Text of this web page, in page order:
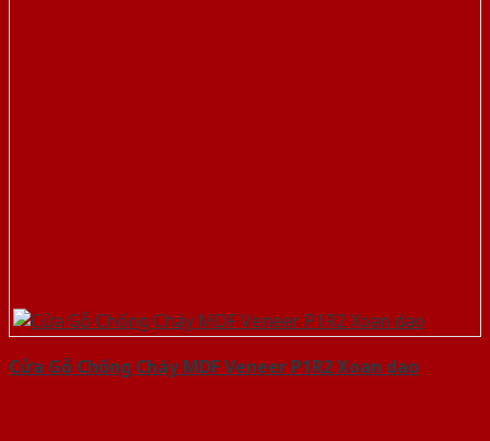
Cửa Gỗ Chống Cháy MDF Veneer P1R2 Xoan dao